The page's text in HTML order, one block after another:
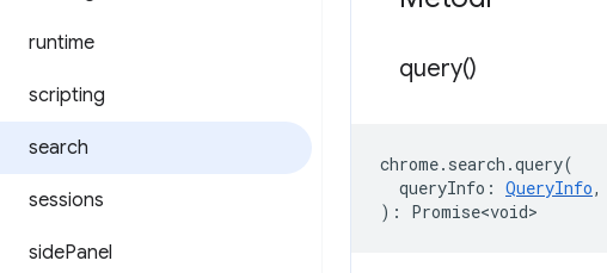
runtime
scripting
search
sessions
sidePanel
query()
chrome. search .query(
queryInfo : QueryInfo,
) : Promise<void>